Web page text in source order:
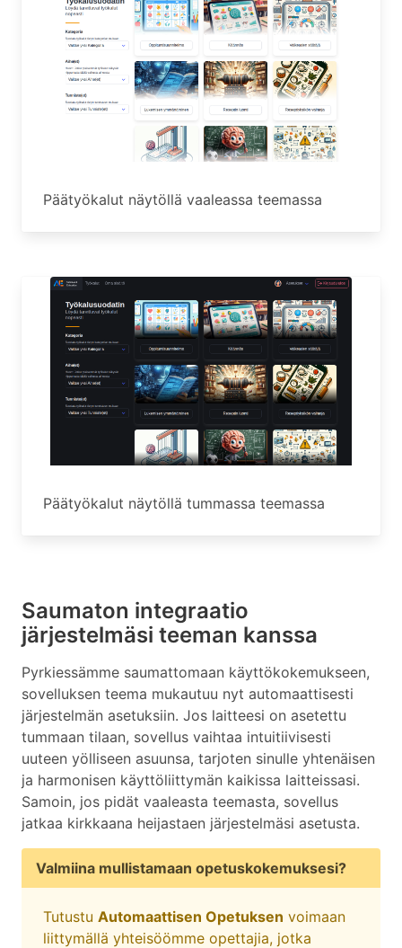
Päätyökalut näytöllä vaaleassa teemassa
Päätyökalut näytöllä tummassa teemassa
Saumaton integraatio
järjestelmäsi teeman kanssa
Pyrkiessämme saumattomaan käyttökokemukseen,
sovelluksen teema mukautuu nyt automaattisesti
järjestelmän asetuksiin. Jos laitteesi on asetettu
tummaan tilaan, sovellus vaihtaa intuitiivisesti
uuteen yölliseen asuunsa, tarjoten sinulle yhtenäisen
ja harmonisen käyttöliittymän kaikissa laitteissasi.
Samoin, jos pidät vaaleasta teemasta, sovellus
jatkaa kirkkaana heijastaen järjestelmäsi asetusta.
Valmiina mullistamaan opetuskokemuksesi?
Tutustu Automaattisen Opetuksen voimaan
liittymällä yhteisöömme opettajia, jotka